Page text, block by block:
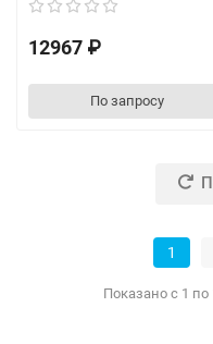
12967 ₽
По запросу
1
Показано с 1 по